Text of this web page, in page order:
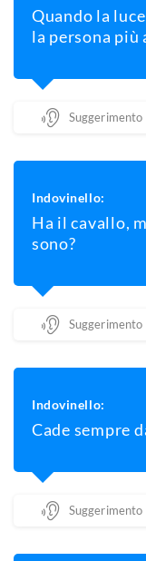
Quando la
la persona più
Mostra Un Suggerimento
Indovinello:
Ha il cavallo,
sono?
Mostra Un Suggerimento
Indovinello:
Cade sempre
Mostra Un Suggerimento